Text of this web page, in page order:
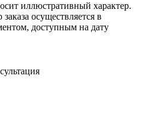
иллюстративный характер.
осуществляется в
доступным на дату